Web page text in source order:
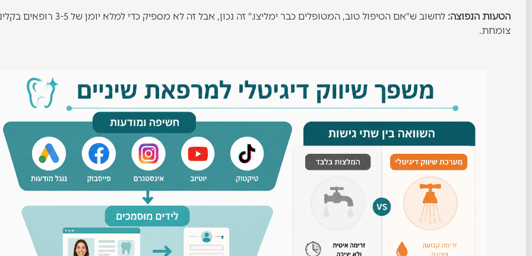
הטעות הנפוצה:
לחשוב ש"אם הטיפול טוב, המטופלים כבר ימליצו." זה נכון, אבל זה לא מספיק כדי למלא
צומחת.